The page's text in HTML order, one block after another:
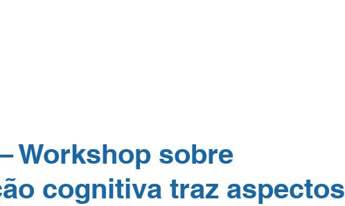
Workshop sobre
cognitiva traz aspectos